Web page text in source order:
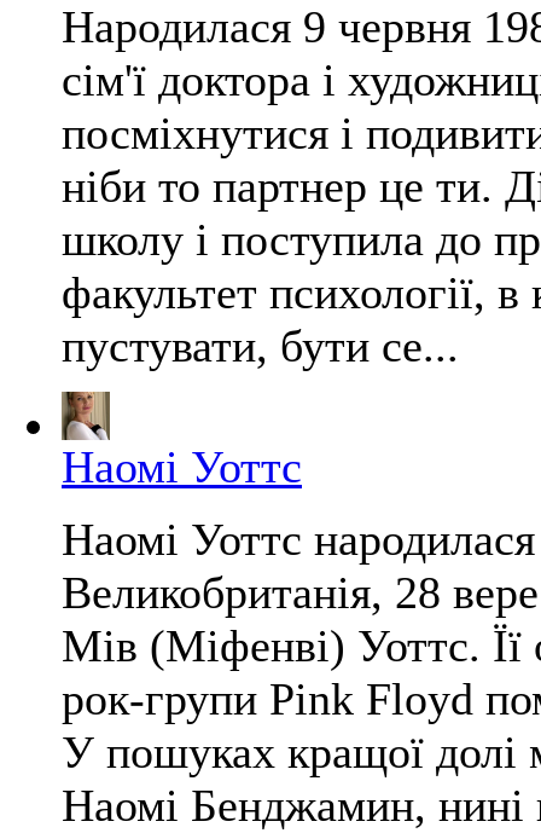
Народилася 9 червня
сім'ї доктора і
посміхнутися і
ніби то партнер це ти.
школу і поступила до
факультет психології,
пустувати, бути се...
Наомі Уоттс
Наомі Уоттс
Великобританія, 28
Мів (Міфенві) Уоттс. Її
рок-групи Pink Floyd
У пошуках кращої долі
Наомі Бенджамин, нині